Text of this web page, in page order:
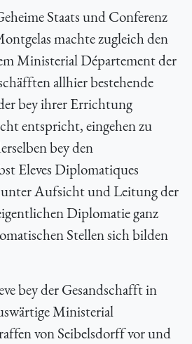
Staats und Conferenz
machte zugleich den
Ministerial Département der
allhier bestehende
bey ihrer Errichtung
entspricht, eingehen zu
bey den
Eleves Diplomatiques
Aufsicht und Leitung der
Diplomatie ganz
Stellen sich bilden
bey der Gesandschafft in
Ministerial
von Seibelsdorff vor und